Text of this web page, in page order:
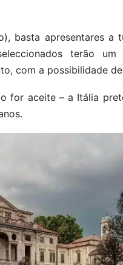
basta apresentares a
terão
com a possibilidade
for aceite – a Itália